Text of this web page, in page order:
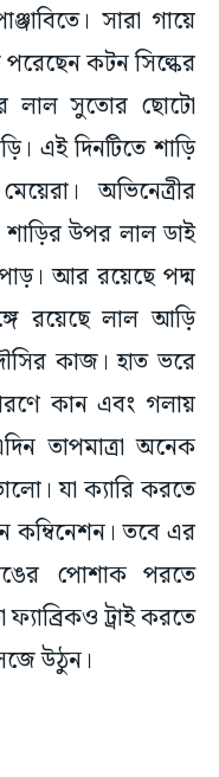
সারা গায়ে
পরেছেন কটন সিল্কের
লাল সুতোর ছোটো
এই দিনটিতে শাড়ি
অভিনেত্রীর
উপর লাল ডাই
আর রয়েছে পদ্ম
রয়েছে লাল আড়ি
কাজ। হাত ভরে
কান এবং গলায়
তাপমাত্রা অনেক
যা ক্যারি করতে
কম্বিনেশন। তবে এর
পোশাক পরতে
ট্রাই করতে
উঠুন।